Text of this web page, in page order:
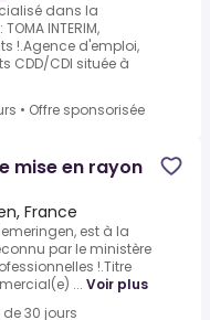
dans la
INTERIM,
!.Agence d'emploi,
CDD/CDI située à
• Offre sponsorisée
mise en rayon
France
est à la
par le ministère
!.Titre
... Voir plus
30 jours